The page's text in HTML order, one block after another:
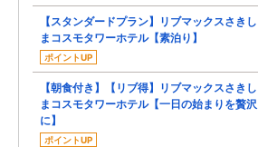
【スタンダードプラン】リブマックスさきし
まコスモタワーホテル【素泊り】
ポイントUP
【朝食付き】【リブ得】リブマックスさきし
まコスモタワーホテル【一日の始まりを贅沢
に】
ポイントUP